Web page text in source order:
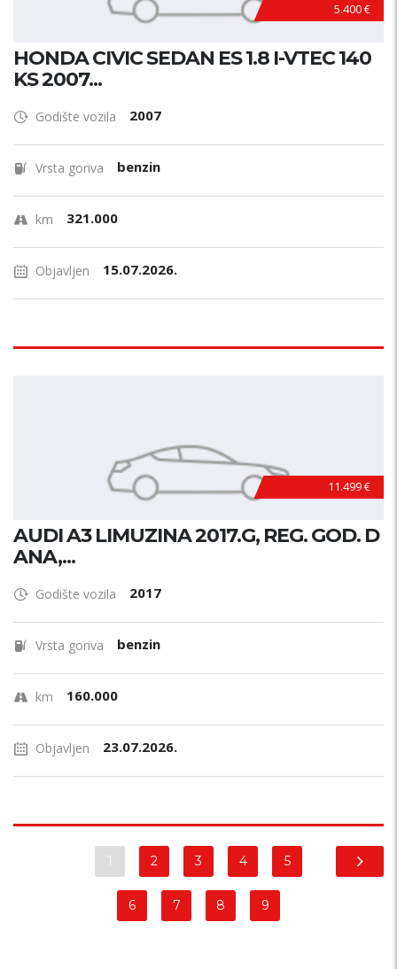
5.400 €
HONDA CIVIC SEDAN ES 1.8 I-VTEC 140
KS 2007...
Godište vozila 2007
Vrsta goriva benzin
km 321.000
Objavljen 15.07.2026.
11.499 €
AUDI A3 LIMUZINA 2017.G, REG. GOD. D
ANA,...
Godište vozila 2017
Vrsta goriva benzin
km 160.000
Objavljen 23.07.2026.
1 2 3 4 5
6 7 8 9